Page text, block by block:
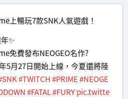
上暢玩7款SNK人氣遊戲！
✨
免費發布NEOGEO名作?
5月27日開始上線，今夏還將陸
#TWITCH#PRIME#NEOGE
#FATAL#FURYpic.twitte